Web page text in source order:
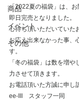
商品
イベント
その他
「2022夏の福袋」は、お
即日完売となりました。
心待ち頂いただいていた
お応え出来なかった事、
す。
「冬の福袋」は数を増
力させて頂きます。
お電話頂いた方誠に申し
ee-III　スタッフ一同